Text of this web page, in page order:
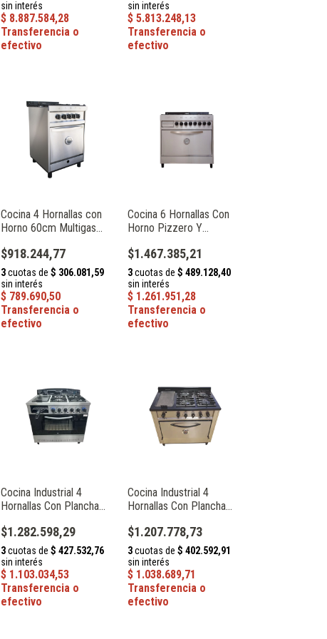
Cocina 4 Hornallas con
Horno 60cm Multigas
Maraldi 245
$918.244,77
Cocina 6 Hornallas Con
Horno Pizzero Y
Cucinare Cheff Maraldi
$1.467.385,21
Cocina Industrial 4
Hornallas Con Plancha
Con Visor Depaolo
013957
$1.282.598,29
Cocina Industrial 4
Hornallas Con Plancha
013951
$1.207.778,73